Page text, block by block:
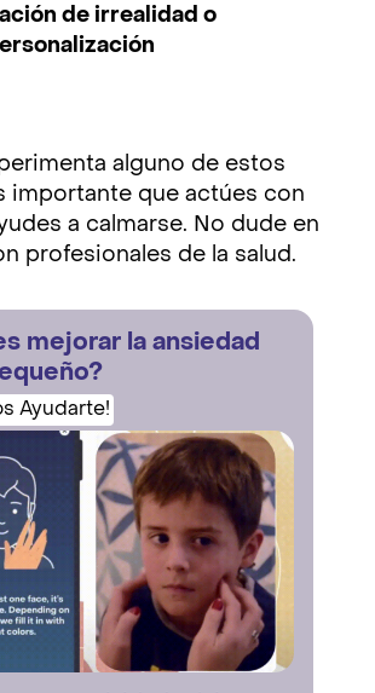
de irrealidad o
alguno de estos
importante que actúes con
a calmarse. No dude en
profesionales de la salud.
mejorar la ansiedad
Ayudarte!